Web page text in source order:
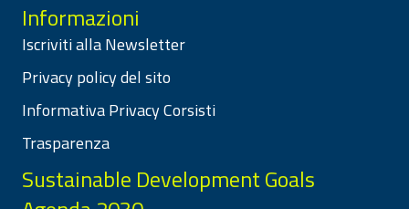
Informazioni
Iscriviti alla Newsletter
Privacy policy del sito
Informativa Privacy Corsisti
Trasparenza
Sustainable Development Goals